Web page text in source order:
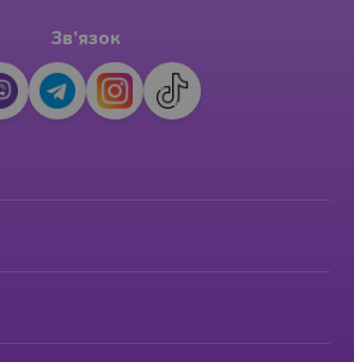
Зв’язок